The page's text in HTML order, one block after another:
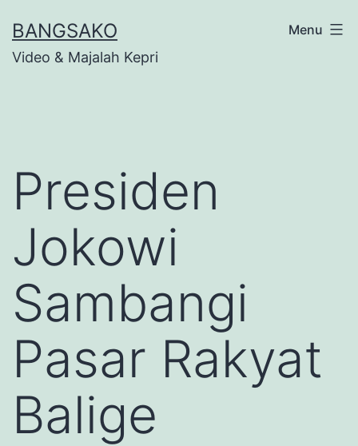
to
content
BANGSAKO
Video & Majalah Kepri
Menu
Presiden
Jokowi
Sambangi
Pasar Rakyat
Balige